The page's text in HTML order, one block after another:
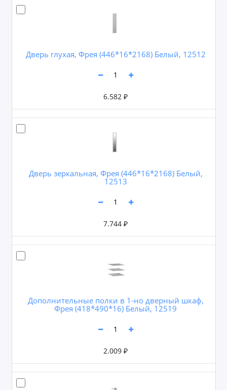
Дверь глухая, Фрея (446*16*2168) Белый, 12512
6.582 ₽
Дверь зеркальная, Фрея (446*16*2168) Белый,
12513
7.744 ₽
Дополнительные полки в 1-но дверный шкаф,
Фрея (418*490*16) Белый, 12519
2.009 ₽